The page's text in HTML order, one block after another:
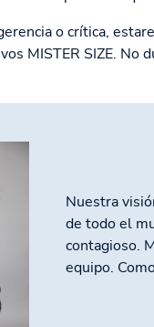
o crítica,
MISTER SIZE. No
Nuestra
de todo el
contagioso.
equipo.